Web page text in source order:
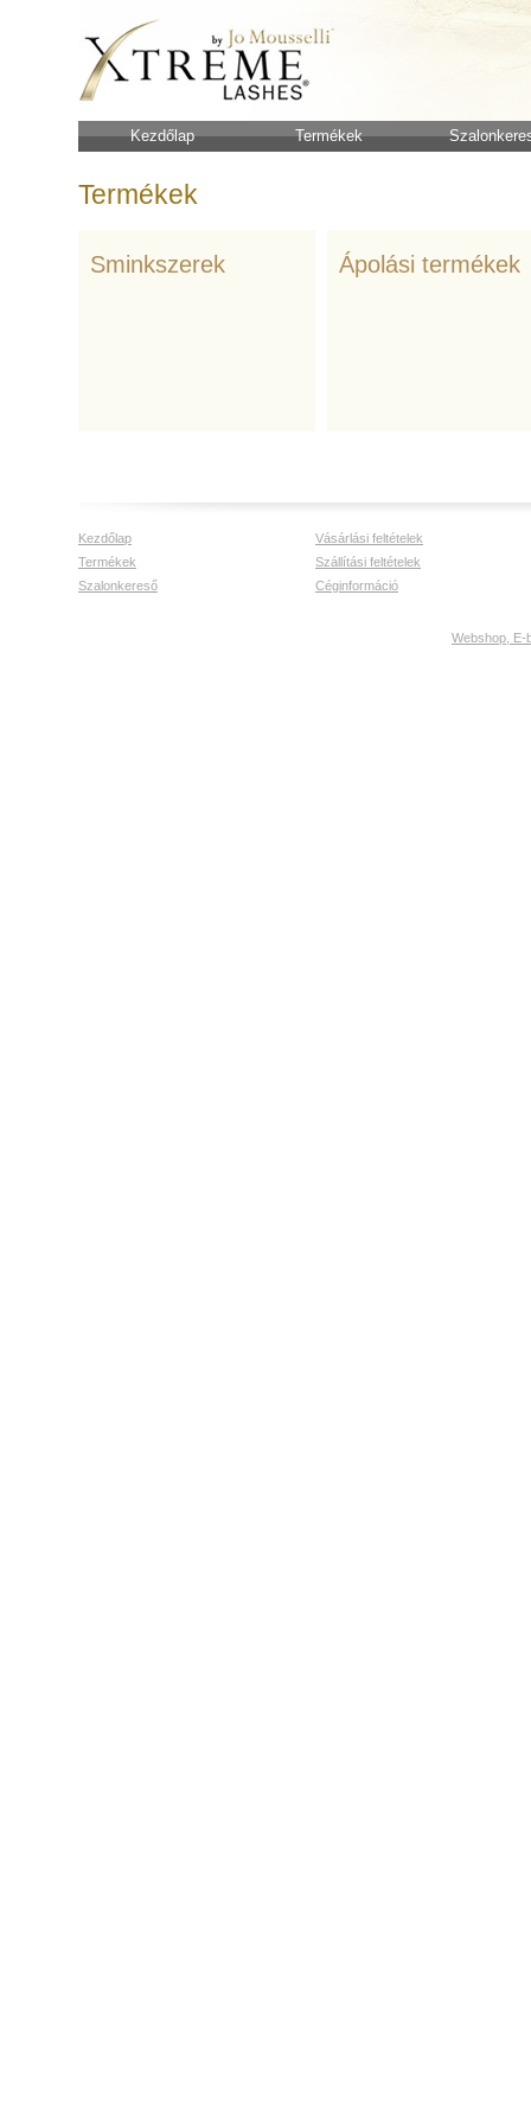
Kezdőlap Termékek
Termékek
Sminkszerek Ápolási termékek
Kezdőlap
Termékek
Szalonkereső
Vásárlási feltételek
Szállítási feltételek
Céginformáció
Webshop, E-